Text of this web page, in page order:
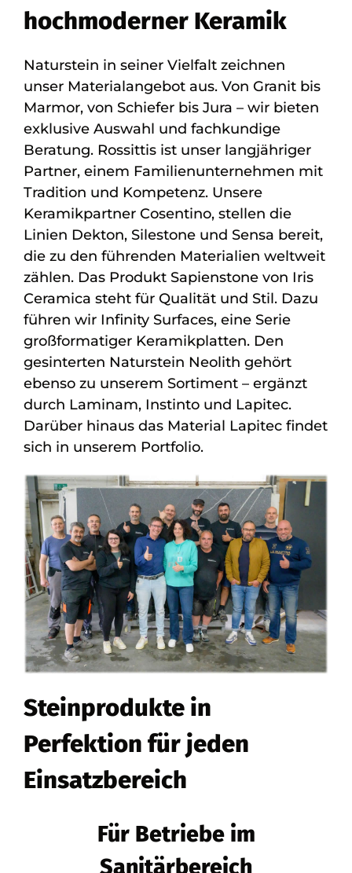
hochmoderner Keramik
Naturstein in seiner Vielfalt zeichnen
unser Materialangebot aus. Von Granit bis
Marmor, von Schiefer bis Jura – wir bieten
exklusive Auswahl und fachkundige
Beratung. Rossittis ist unser langjähriger
Partner, einem Familienunternehmen mit
Tradition und Kompetenz. Unsere
Keramikpartner Cosentino, stellen die
Linien Dekton, Silestone und Sensa bereit,
die zu den führenden Materialien weltweit
zählen. Das Produkt Sapienstone von Iris
Ceramica steht für Qualität und Stil. Dazu
führen wir Infinity Surfaces, eine Serie
großformatiger Keramikplatten. Den
gesinterten Naturstein Neolith gehört
ebenso zu unserem Sortiment – ergänzt
durch Laminam, Instinto und Lapitec.
Darüber hinaus das Material Lapitec findet
sich in unserem Portfolio.
Steinprodukte in
Perfektion für jeden
Einsatzbereich
Für Betriebe im
Sanitärbereich